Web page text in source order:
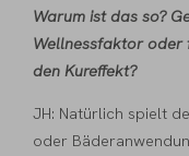
Warum ist das so?
Wellnessfaktor oder
den Kureffekt?
JH: Natürlich spielt
oder